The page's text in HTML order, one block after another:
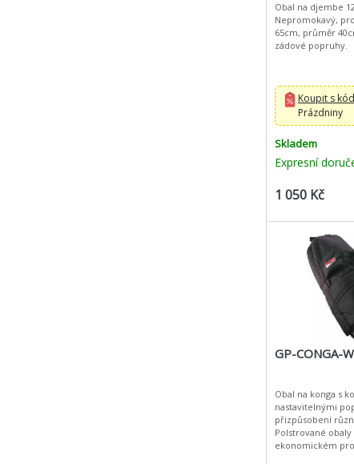
Obal na djembe
Nepromokavý,
65cm, průměr
zádové popruhy.
Koupit s
Prázdniny
Skladem
Expresní
1 050 Kč
GP-CONGA-W
Obal na konga s
nastavitelnými
přizpůsobení
Polstrované
ekonomickém